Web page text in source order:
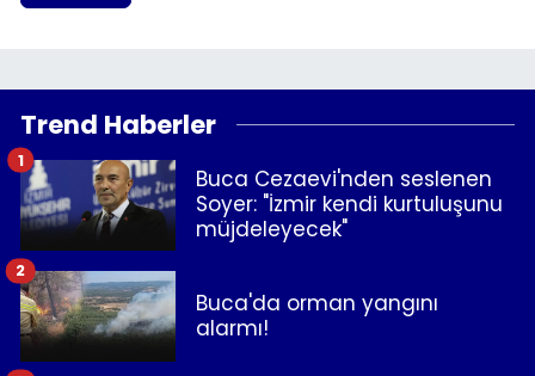
Trend Haberler
Buca Cezaevi'nden seslenen
Soyer: "İzmir kendi kurtuluşunu
müjdeleyecek"
1
Buca'da orman yangını
alarmı!
2